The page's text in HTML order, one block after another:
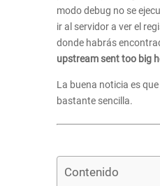
modo debug no se
ir al servidor a ver el
donde habrás
upstream sent too big
La buena noticia es
bastante sencilla.
Contenido